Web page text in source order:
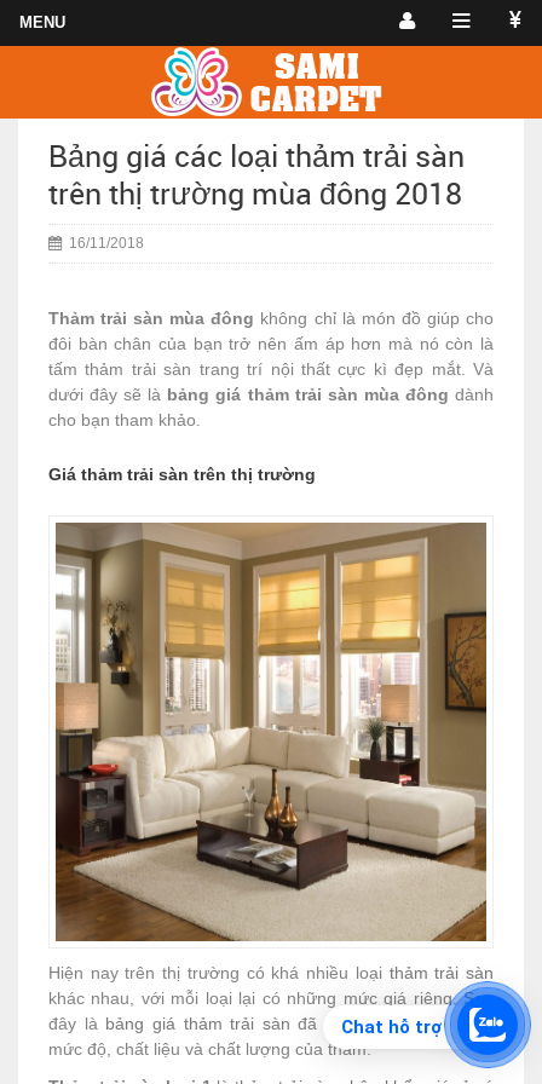
Bảng giá các loại thảm trải sàn
trên thị trường mùa đông 2018
16/11/2018
Thảm trải sàn mùa đông không chỉ là món đồ giúp cho
đôi bàn chân của bạn trở nên ấm áp hơn mà nó còn là
tấm thảm trải sàn trang trí nội thất cực kì đẹp mắt. Và
dưới đây sẽ là bảng giá thảm trải sàn mùa đông dành
cho bạn tham khảo.
Giá thảm trải sàn trên thị trường
Hiện nay trên thị trường có khá nhiều loại thảm trải sàn
khác nhau, với mỗi loại lại có những mức giá riêng. Sau
đây là bảng giá thảm trải sàn đã được phân chia theo
mức độ, chất liệu và chất lượng của thảm.
Chat hỗ trợ